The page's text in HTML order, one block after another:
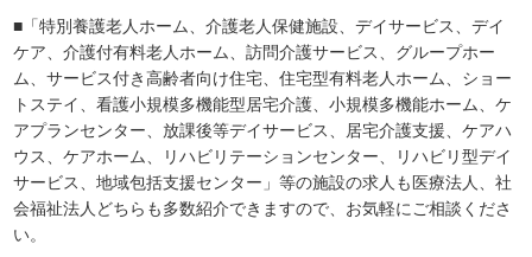
■「特別養護老人ホーム、介護老人保健施設、デイサービス、デイ
ケア、介護付有料老人ホーム、訪問介護サービス、グループホー
ム、サービス付き高齢者向け住宅、住宅型有料老人ホーム、ショー
トステイ、看護小規模多機能型居宅介護、小規模多機能ホーム、ケ
アプランセンター、放課後等デイサービス、居宅介護支援、ケアハ
ウス、ケアホーム、リハビリテーションセンター、リハビリ型デイ
サービス、地域包括支援センター」等の施設の求人も医療法人、社
会福祉法人どちらも多数紹介できますので、お気軽にご相談くださ
い。